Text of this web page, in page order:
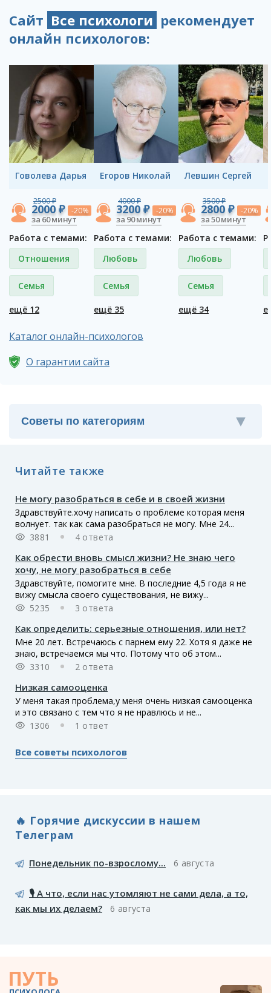
Сайт Все психологи рекомендует
онлайн психологов:
Говолева Дарья
2500 ₽
2000 ₽ -20%
за 60 минут
Работа с темами:
Отношения
Семья
ещё 12
Егоров Николай
4000 ₽
3200 ₽ -20%
за 90 минут
Работа с темами:
Любовь
Семья
ещё 35
Левшин Сергей
3500 ₽
2800 ₽ -20%
за 50 минут
Работа с темами:
Любовь
Семья
ещё 34
Каталог онлайн-психологов
О гарантии сайта
Читайте также
Не могу разобраться в себе и в своей жизни
Здравствуйте.хочу написать о проблеме которая меня
волнует. так как сама разобраться не могу. Мне 24...
3881
4 ответа
Как обрести вновь смысл жизни? Не знаю чего
хочу, не могу разобраться в себе
Здравствуйте, помогите мне. В последние 4,5 года я не
вижу смысла своего существования, не вижу...
5235
3 ответа
Как определить: серьезные отношения, или нет?
Мне 20 лет. Встречаюсь с парнем ему 22. Хотя я даже не
знаю, встречаемся мы что. Потому что об этом...
3310
2 ответа
Низкая самооценка
У меня такая проблема,у меня очень низкая самооценка
и это связано с тем что я не нравлюсь и не...
1306
1 ответ
Все советы психологов
🔥 Горячие дискуссии в нашем
Телеграм
Понедельник по-взрослому... 6 августа
🎙️ А что, если нас утомляют не сами дела, а то,
как мы их делаем?
6 августа
ПУТЬ